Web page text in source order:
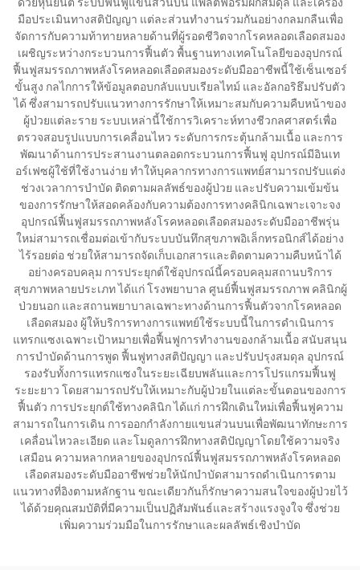
มือประเมินทางสติปัญญา แต่ละส่วนทำงานร่วมกันอย่างกลมกลืนเพื่อ
จัดการกับความท้าทายหลายด้านที่ผู้รอดชีวิตจากโรคหลอดเลือดสมอง
เผชิญระหว่างกระบวนการฟื้นตัว พื้นฐานทางเทคโนโลยีของอุปกรณ์
ฟื้นฟูสมรรถภาพหลังโรคหลอดเลือดสมองระดับมืออาชีพนี้ใช้เซ็นเซอร์
ขั้นสูง กลไกการให้ข้อมูลตอบกลับแบบเรียลไทม์ และอัลกอริธึมปรับตัว
ได้ ซึ่งสามารถปรับแนวทางการรักษาให้เหมาะสมกับความคืบหน้าของ
ผู้ป่วยแต่ละราย ระบบเหล่านี้ใช้การวิเคราะห์ทางชีวกลศาสตร์เพื่อ
ตรวจสอบรูปแบบการเคลื่อนไหว ระดับการกระตุ้นกล้ามเนื้อ และการ
พัฒนาด้านการประสานงานตลอดกระบวนการฟื้นฟู อุปกรณ์มีอินเท
อร์เฟซผู้ใช้ที่ใช้งานง่าย ทำให้บุคลากรทางการแพทย์สามารถปรับแต่ง
ช่วงเวลาการบำบัด ติดตามผลลัพธ์ของผู้ป่วย และปรับความเข้มข้น
ของการรักษาให้สอดคล้องกับความต้องการทางคลินิกเฉพาะเจาะจง
อุปกรณ์ฟื้นฟูสมรรถภาพหลังโรคหลอดเลือดสมองระดับมืออาชีพรุ่น
ใหม่สามารถเชื่อมต่อเข้ากับระบบบันทึกสุขภาพอิเล็กทรอนิกส์ได้อย่าง
ไร้รอยต่อ ช่วยให้สามารถจัดเก็บเอกสารและติดตามความคืบหน้าได้
อย่างครอบคลุม การประยุกต์ใช้อุปกรณ์นี้ครอบคลุมสถานบริการ
สุขภาพหลายประเภท ได้แก่ โรงพยาบาล ศูนย์ฟื้นฟูสมรรถภาพ คลินิกผู้
ป่วยนอก และสถานพยาบาลเฉพาะทางด้านการฟื้นตัวจากโรคหลอด
เลือดสมอง ผู้ให้บริการทางการแพทย์ใช้ระบบนี้ในการดำเนินการ
แทรกแซงเฉพาะเป้าหมายเพื่อฟื้นฟูการทำงานของกล้ามเนื้อ สนับสนุน
การบำบัดด้านการพูด ฟื้นฟูทางสติปัญญา และปรับปรุงสมดุล อุปกรณ์
รองรับทั้งการแทรกแซงในระยะเฉียบพลันและการโปรแกรมฟื้นฟู
ระยะยาว โดยสามารถปรับให้เหมาะกับผู้ป่วยในแต่ละขั้นตอนของการ
ฟื้นตัว การประยุกต์ใช้ทางคลินิก ได้แก่ การฝึกเดินใหม่เพื่อฟื้นฟูความ
สามารถในการเดิน การออกกำลังกายแขนส่วนบนเพื่อพัฒนาทักษะการ
เคลื่อนไหวละเอียด และโมดูลการฝึกทางสติปัญญาโดยใช้ความจริง
เสมือน ความหลากหลายของอุปกรณ์ฟื้นฟูสมรรถภาพหลังโรคหลอด
เลือดสมองระดับมืออาชีพช่วยให้นักบำบัดสามารถดำเนินการตาม
แนวทางที่อิงตามหลักฐาน ขณะเดียวกันก็รักษาความสนใจของผู้ป่วยไว้
ได้ด้วยคุณสมบัติที่มีความเป็นปฏิสัมพันธ์และสร้างแรงจูงใจ ซึ่งช่วย
เพิ่มความร่วมมือในการรักษาและผลลัพธ์เชิงบำบัด